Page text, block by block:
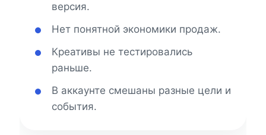
версия.
Нет понятной экономики продаж.
Креативы не тестировались
раньше.
В аккаунте смешаны разные цели и
события.